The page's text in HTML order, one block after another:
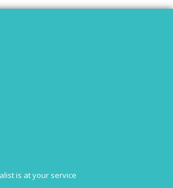
is at your service